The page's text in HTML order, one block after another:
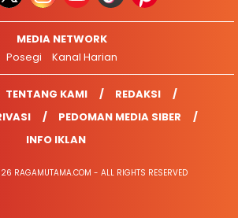
MEDIA NETWORK
Posegi
Kanal Harian
TENTANG KAMI
REDAKSI
PEDOMAN MEDIA SIBER
INFO IKLAN
RAGAMUTAMA.COM - ALL RIGHTS RESERVED